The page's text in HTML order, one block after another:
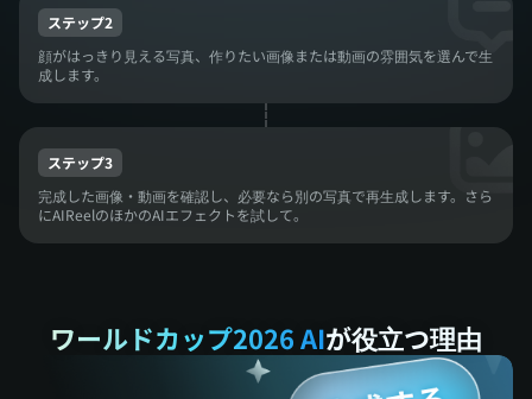
ステップ2
顔がはっきり見える写真、作りたい画像または動画の雰囲気を選んで生
成します。
ステップ3
完成した画像・動画を確認し、必要なら別の写真で再生成します。さら
にAIReelのほかのAIエフェクトを試して。
ワールドカップ2026 AIが役立つ理由